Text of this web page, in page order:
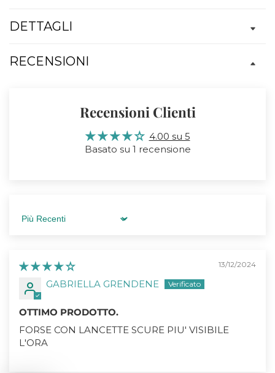
DETTAGLI
RECENSIONI
Recensioni Clienti
4.00 su 5
Basato su 1 recensione
Sort by
13/12/2024
GABRIELLA GRENDENE
OTTIMO PRODOTTO.
FORSE CON LANCETTE SCURE PIU' VISIBILE
L'ORA